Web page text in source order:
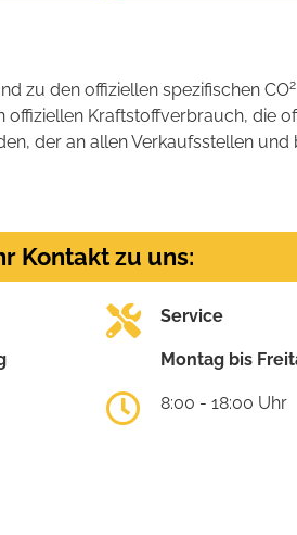
zu den offiziellen spezifischen CO2
Kraftstoffverbrauch, die
der an allen Verkaufsstellen
Kontakt zu uns:
Service
Montag bis
8:00 - 18:00 Uhr